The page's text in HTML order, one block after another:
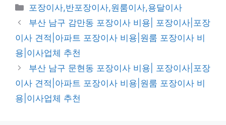
카
테
리
포장이사,반포장이사,원룸이사,용달이사
부산 남구 감만동 포장이사 비용| 포장이사|포장
이사 견적|아파트 포장이사 비용|원룸 포장이사 비
용|이사업체 추천
부산 남구 문현동 포장이사 비용| 포장이사|포장
이사 견적|아파트 포장이사 비용|원룸 포장이사 비
용|이사업체 추천